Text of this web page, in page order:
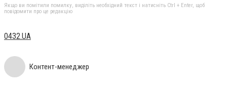
Якщо ви помітили помилку, виділіть необхідний текст і натисніть Ctrl + Enter, щоб
повідомити про це редакцію
0432.UA
Контент-менеджер